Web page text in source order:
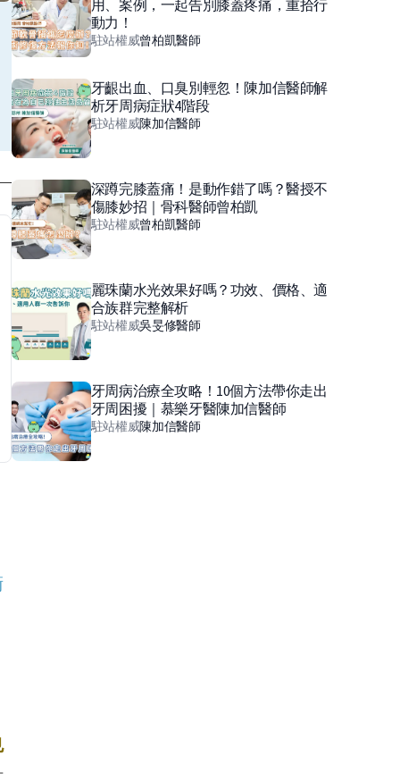
用、案例，一起告別膝蓋疼痛，重拾行
動力！
駐站權威曾柏凱醫師
牙齦出血、口臭別輕忽！陳加信醫師解
析牙周病症狀4階段
駐站權威陳加信醫師
深蹲完膝蓋痛！是動作錯了嗎？醫授不
傷膝妙招｜骨科醫師曾柏凱
駐站權威曾柏凱醫師
麗珠蘭水光效果好嗎？功效、價格、適
合族群完整解析
駐站權威吳旻修醫師
牙周病治療全攻略！10個方法帶你走出
牙周困擾｜慕樂牙醫陳加信醫師
駐站權威陳加信醫師